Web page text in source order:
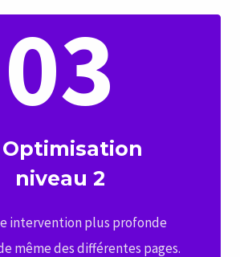
03
Optimisation
niveau 2
intervention plus profonde
même des différentes pages.